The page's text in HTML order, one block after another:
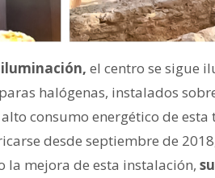
el centro se sigue
halógenas, instalados
consumo energético de
desde septiembre de
mejora de esta instalación,